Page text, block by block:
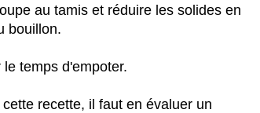
au tamis et réduire les solides en
bouillon.
temps d'empoter.
recette, il faut en évaluer un